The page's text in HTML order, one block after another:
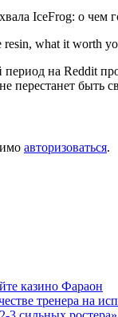
resin, what it worth
период на Reddit
перестанет
авторизоваться.
казино Фараон
тренера на